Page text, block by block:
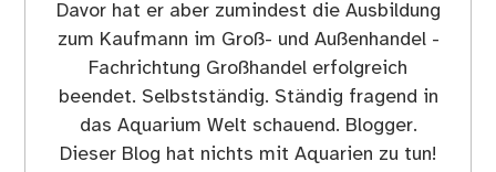
Davor hat er aber zumindest die Ausbildung
zum Kaufmann im Groß- und Außenhandel -
Fachrichtung Großhandel erfolgreich
beendet. Selbstständig. Ständig fragend in
das Aquarium Welt schauend. Blogger.
Dieser Blog hat nichts mit Aquarien zu tun!